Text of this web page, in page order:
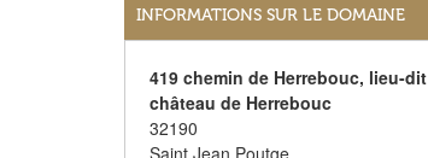
INFORMATIONS SUR LE DOMAINE
419 chemin de Herrebouc, lieu-dit
château de Herrebouc
32190
Saint Jean Poutge